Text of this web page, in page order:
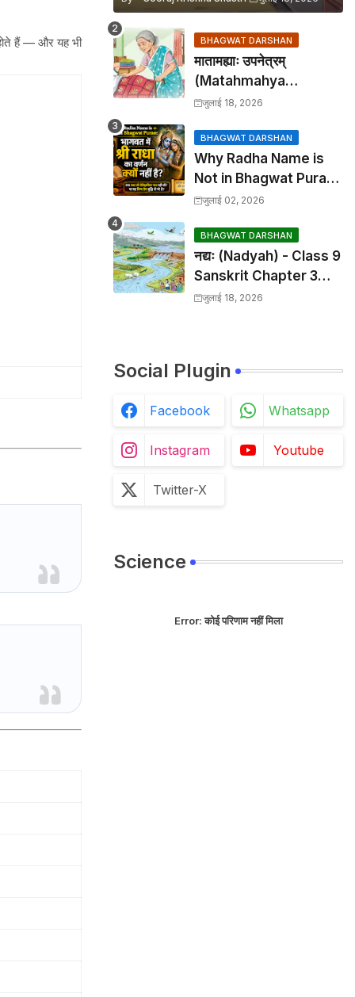
हैं — और यह भी
BHAGWAT DARSHAN
मातामह्याः उपनेत्रम्
(Matahmahya
Upanetram) - Class 9
Translation &
Solutions
जुलाई 18, 2026
BHAGWAT DARSHAN
Why Radha Name is
Not in Bhagwat Puran:
भागवत में श्री राधा का वर्णन क्यों
जुलाई 02, 2026
BHAGWAT DARSHAN
नद्यः (Nadyah) - Class 9
Sanskrit Chapter 3
Translation &
जुलाई 18, 2026
Social Plugin
Facebook Whatsapp
Instagram Youtube
Twitter-X
Science
Error:कोई परिणाम नहीं मिला